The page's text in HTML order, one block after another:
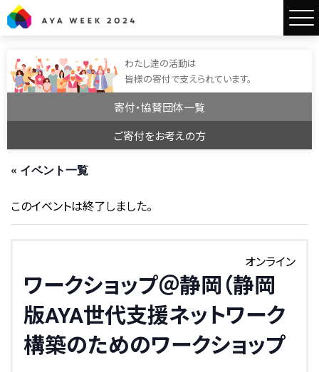
わたし達の活動は
皆様の寄付で支えられています。
寄付・協賛団体一覧
ご寄付をお考えの方
« イベント一覧
このイベントは終了しました。
オンライン
ワークショップ＠静岡（静岡
版AYA世代支援ネットワーク
構築のためのワークショップ